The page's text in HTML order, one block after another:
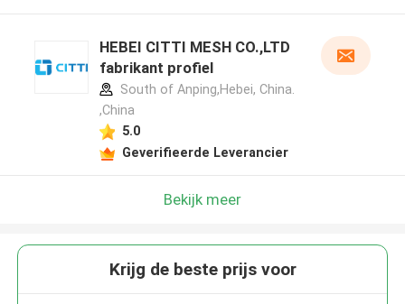
HEBEI CITTI MESH CO.,LTD
fabrikant profiel
South of Anping,Hebei, China.
,China
5.0
Geverifieerde Leverancier
Bekijk meer
Krijg de beste prijs voor